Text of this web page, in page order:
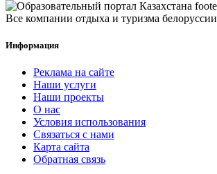
Все компании отдыха и туризма белоруссии
Информация
Реклама на сайте
Наши услуги
Наши проекты
О нас
Условия использования
Связаться с нами
Карта сайта
Обратная связь